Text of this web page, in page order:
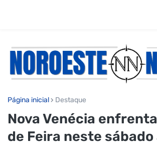
Página inicial Destaque
Nova Venécia
de Feira neste sábado